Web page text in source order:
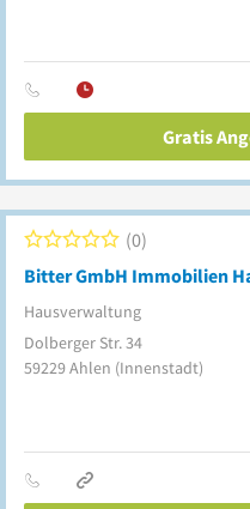
Gratis
Bitter GmbH Immobilien
Hausverwaltung
0
Dolberger Str. 34
59229Ahlen (Innenstadt)